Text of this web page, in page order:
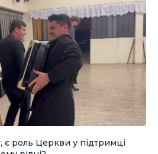
роль Церкви у підтримці